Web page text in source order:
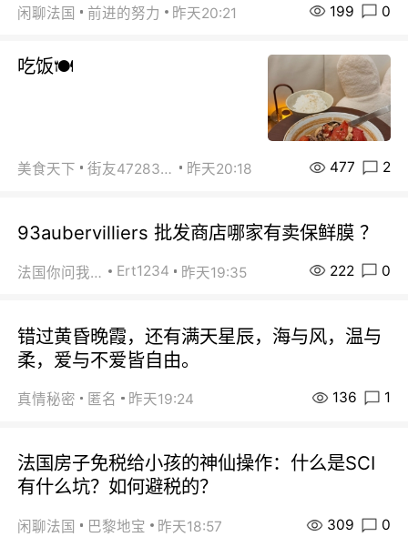
闲聊法国 前进的努力 昨天20:21 199 0
吃饭🍽️
美食天下 街友472838572 昨天20:18 477 2
93aubervilliers 批发商店哪家有卖保鲜膜 ？
法国你问我答 Ert1234 昨天19:35 222 0
错过黄昏晚霞，还有满天星辰，海与风，温与
柔，爱与不爱皆自由。
真情秘密 匿名 昨天19:24 136 1
法国房子免税给小孩的神仙操作：什么是SCI
有什么坑？如何避税的？
闲聊法国 巴黎地宝 昨天18:57 309 0